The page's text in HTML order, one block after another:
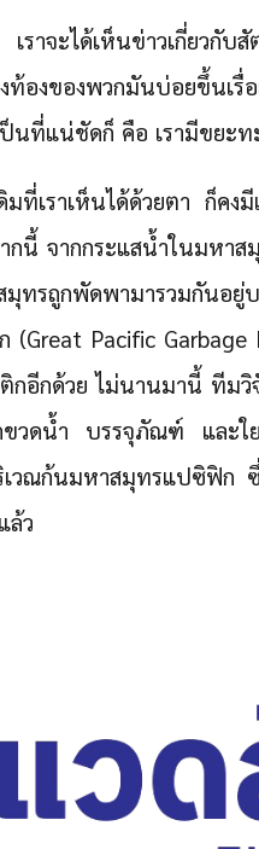
ราจะได้เห็นข่าวเกี่ยว
ท้องของพวกมันบ่อยขึ้นเ
ที่แน่ชัดก็ คือ เรามีขยะท
มที่เราเห็นได้ด้วยตา ก็ค
นี้ จากกระแสน้ำในมหาส
รถูกพัดพามารวมกันอยู่
Pacific
กอีกด้วย ไม่นานมานี้ ทีม
ขวดน้ำ บรรจุภัณฑ์ และใ
วณก้นมหาสมุทรแปซิฟิก
ล้ว